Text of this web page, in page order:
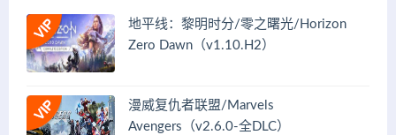
地平线：黎明时分/零之曙光/Horizon
Zero Dawn（v1.10.H2）
漫威复仇者联盟/Marvels
Avengers（v2.6.0-全DLC）